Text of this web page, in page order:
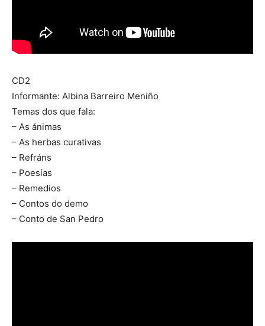
CD2
Informante: Albina Barreiro Meniño
Temas dos que fala:
– As ánimas
– As herbas curativas
– Refráns
– Poesías
– Remedios
– Contos do demo
– Conto de San Pedro